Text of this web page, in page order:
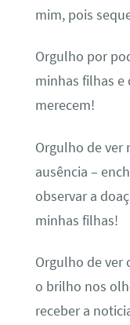
mim, pois
Orgulho por
minhas filhas e
merecem!
Orgulho de ver
ausência –
observar a
minhas filhas!
Orgulho de ver
o brilho nos
receber a